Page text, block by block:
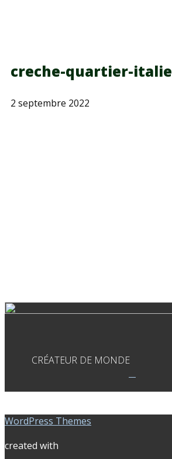
creche-quartier-italie
2 septembre 2022
CRÉATEUR DE MONDE
WordPress Themes
created with